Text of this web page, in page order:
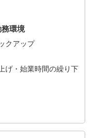
環境
クアップ
げ・始業時間の繰り下